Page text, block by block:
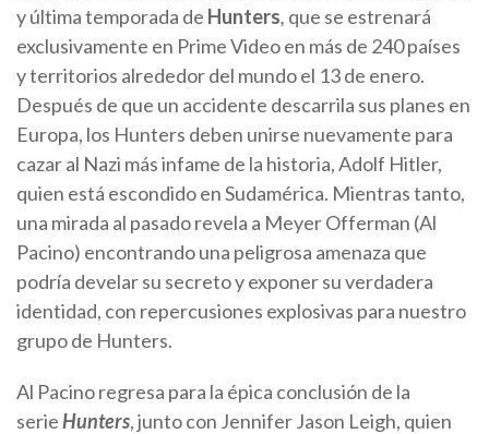
y última temporada de Hunters, que se estrenará
exclusivamente en Prime Video en más de 240 países
y territorios alrededor del mundo el 13 de enero.
Después de que un accidente descarrila sus planes en
Europa, los Hunters deben unirse nuevamente para
cazar al Nazi más infame de la historia, Adolf Hitler,
quien está escondido en Sudamérica. Mientras tanto,
una mirada al pasado revela a Meyer Offerman (Al
Pacino) encontrando una peligrosa amenaza que
podría develar su secreto y exponer su verdadera
identidad, con repercusiones explosivas para nuestro
grupo de Hunters.
Al Pacino regresa para la épica conclusión de la
serieHunters, junto con Jennifer Jason Leigh, quien